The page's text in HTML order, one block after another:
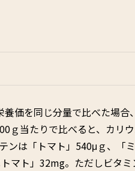
価を同じ分量で比べた場合、
ｇ当たりで比べると、カリウ
ンは「トマト」540μｇ、「
マト」32mg。ただしビタ